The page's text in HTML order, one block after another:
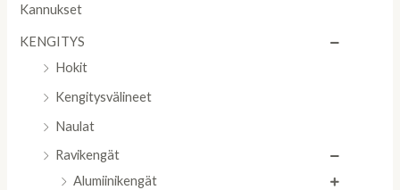
Kannukset
KENGITYS
Hokit
Kengitysvälineet
Naulat
Ravikengät
Alumiinikengät